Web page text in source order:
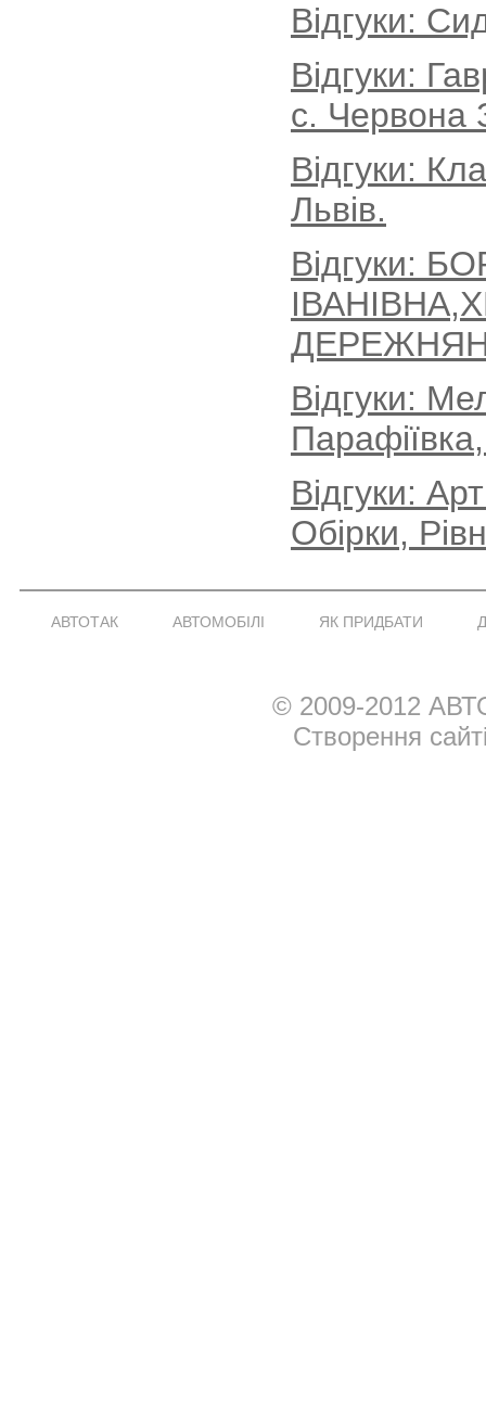
Відгуки:
Відгуки:
с. Червона
Відгуки:
Львів.
Відгуки:
Відгуки:
Відгуки:
Обірки,
АВТОТАК АВТОМОБІЛІ ЯК ПРИДБАТИ
© 2009-2012
Створення